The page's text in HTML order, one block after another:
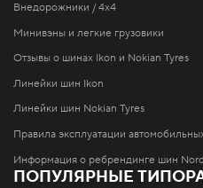
Внедорожники / 4x4
Минивэны и легкие грузовики
Отзывы о шинах Ikon и Nokian Tyres
Линейки шин Ikon
Линейки шин Nokian Tyres
Правила эксплуатации
Информация о ребрендинге шин
ПОПУЛЯРНЫЕ